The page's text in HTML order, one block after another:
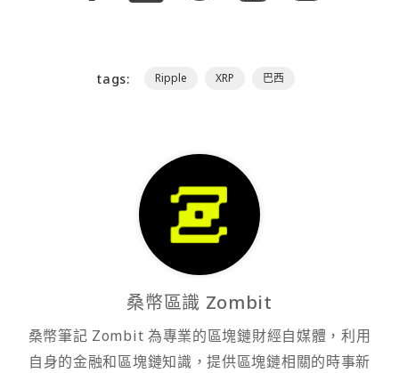
tags: Ripple XRP 巴西
桑幣區識 Zombit
桑幣筆記 Zombit 為專業的區塊鏈財經自媒體，利用
自身的金融和區塊鏈知識，提供區塊鏈相關的時事新